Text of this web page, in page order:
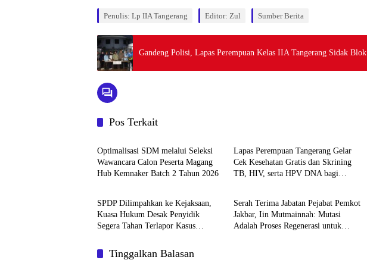
Penulis: Lp IIA Tangerang Editor: Zul Sumber Berita
Gandeng Polisi, Lapas Perempuan Kelas IIA Tangerang Sidak Blok
Pos Terkait
Berita
Optimalisasi SDM melalui Seleksi
Wawancara Calon Peserta Magang
Hub Kemnaker Batch 2 Tahun 2026
Lapas Perempuan Tangerang Gelar
Cek Kesehatan Gratis dan Skrining
TB, HIV, serta HPV DNA bagi
SPDP Dilimpahkan ke Kejaksaan,
Kuasa Hukum Desak Penyidik
Segera Tahan Terlapor Kasus
Berita
Serah Terima Jabatan Pejabat Pemkot
Jakbar, Iin Mutmainnah: Mutasi
Adalah Proses Regenerasi untuk
Tinggalkan Balasan